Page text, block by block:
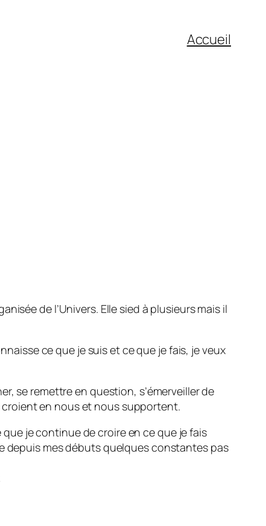
Accueil
de l’Univers. Elle sied à plusieurs mais il
ce que je suis et ce que je fais, je veux
se remettre en question, s’émerveiller de
en nous et nous supportent.
je continue de croire en ce que je fais
depuis mes débuts quelques constantes pas